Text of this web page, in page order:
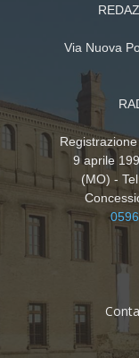
Via Nuova
9 aprile
(MO) -